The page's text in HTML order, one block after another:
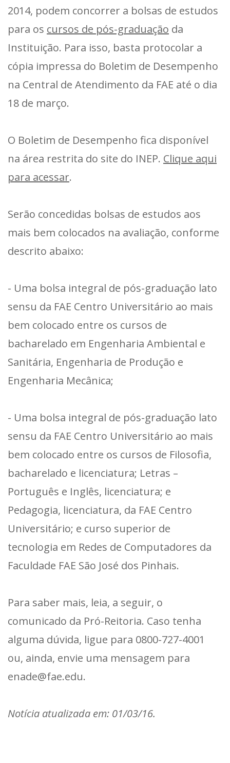
2014, podem concorrer a bolsas de estudos
para os cursos de pós-graduação da
Instituição. Para isso, basta protocolar a
cópia impressa do Boletim de Desempenho
na Central de Atendimento da FAE até o dia
18 de março.
O Boletim de Desempenho fica disponível
na área restrita do site do INEP. Clique aqui
para acessar.
Serão concedidas bolsas de estudos aos
mais bem colocados na avaliação, conforme
descrito abaixo:
- Uma bolsa integral de pós-graduação lato
sensu da FAE Centro Universitário ao mais
bem colocado entre os cursos de
bacharelado em Engenharia Ambiental e
Sanitária, Engenharia de Produção e
Engenharia Mecânica;
- Uma bolsa integral de pós-graduação lato
sensu da FAE Centro Universitário ao mais
bem colocado entre os cursos de Filosofia,
bacharelado e licenciatura; Letras –
Português e Inglês, licenciatura; e
Pedagogia, licenciatura, da FAE Centro
Universitário; e curso superior de
tecnologia em Redes de Computadores da
Faculdade FAE São José dos Pinhais.
Para saber mais, leia, a seguir, o
comunicado da Pró-Reitoria. Caso tenha
alguma dúvida, ligue para 0800-727-4001
ou, ainda, envie uma mensagem para
enade@fae.edu.
Notícia atualizada em: 01/03/16.